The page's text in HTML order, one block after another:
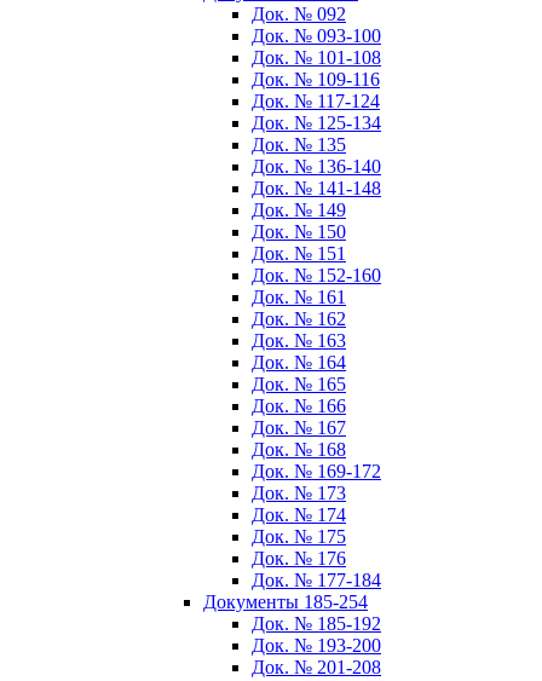
Док. № 092
Док. № 093-100
Док. № 101-108
Док. № 109-116
Док. № 117-124
Док. № 125-134
Док. № 135
Док. № 136-140
Док. № 141-148
Док. № 149
Док. № 150
Док. № 151
Док. № 152-160
Док. № 161
Док. № 162
Док. № 163
Док. № 164
Док. № 165
Док. № 166
Док. № 167
Док. № 168
Док. № 169-172
Док. № 173
Док. № 174
Док. № 175
Док. № 176
Док. № 177-184
Документы 185-254
Док. № 185-192
Док. № 193-200
Док. № 201-208